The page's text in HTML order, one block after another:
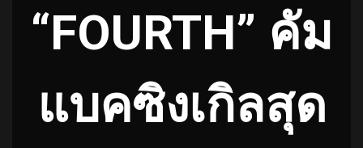
“FOURTH” คัม
แบคซิงเกิลสุด